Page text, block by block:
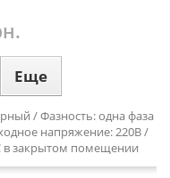
Еще
/ Фазность: одна фаза
напряжение: 220В /
в закрытом помещении